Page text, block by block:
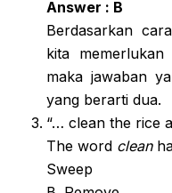
Answer : B
Berdasarkan
kita
maka jawaban
yang berarti dua.
“… clean the rice
The word clean
Sweep